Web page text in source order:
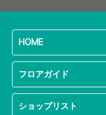
HOME
フロアガイド
ショップリスト